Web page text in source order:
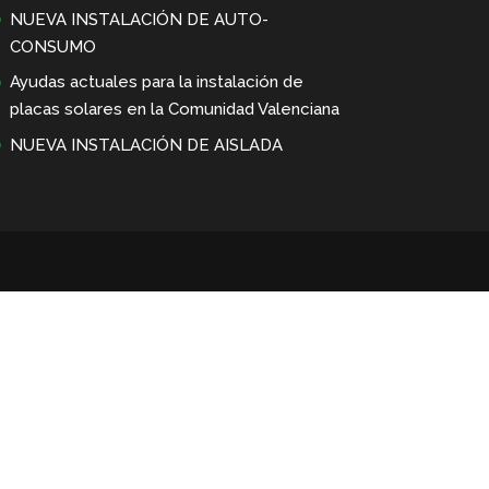
NUEVA INSTALACIÓN DE AUTO-
CONSUMO
Ayudas actuales para la instalación de
placas solares en la Comunidad Valenciana
NUEVA INSTALACIÓN DE AISLADA